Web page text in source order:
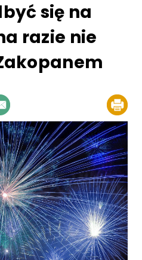
się na
razie nie